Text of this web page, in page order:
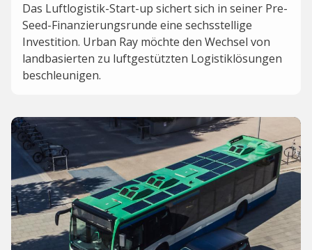
Das Luftlogistik-Start-up sichert sich in seiner Pre-
Seed-Finanzierungsrunde eine sechsstellige
Investition. Urban Ray möchte den Wechsel von
landbasierten zu luftgestützten Logistiklösungen
beschleunigen.